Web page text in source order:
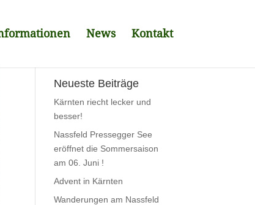
News Kontakt
Neueste Beiträge
Kärnten riecht lecker und
besser!
Nassfeld Pressegger See
eröffnet die Sommersaison
am 06. Juni !
Advent in Kärnten
Wanderungen am Nassfeld